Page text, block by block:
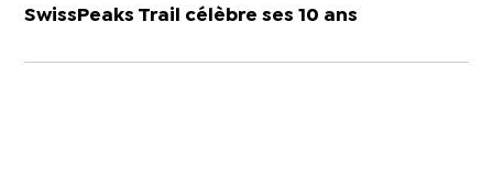
SwissPeaks Trail célèbre ses 10 ans